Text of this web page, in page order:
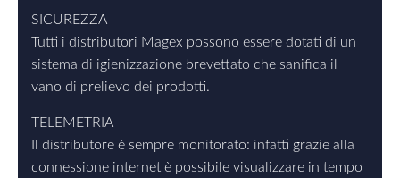
SICUREZZA
Tutti i distributori Magex possono essere dotati di un
sistema di igienizzazione brevettato che sanifica il
vano di prelievo dei prodotti.
TELEMETRIA
Il distributore è sempre monitorato: infatti grazie alla
connessione internet è possibile visualizzare in tempo